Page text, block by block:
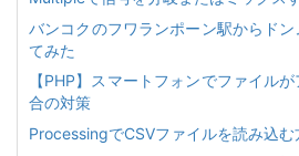
バンコクのフワランポーン駅からド
てみた
【PHP】スマートフォンでファイル
合の対策
ProcessingでCSVファイルを読み込む